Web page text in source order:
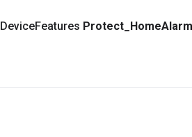
Features Protect HomeAlarm